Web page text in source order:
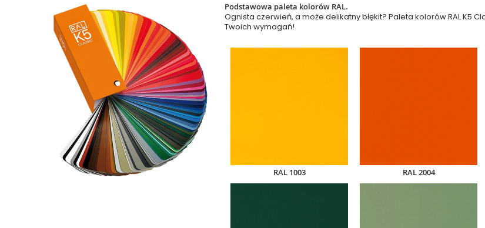
Podstawowa paleta kolorów RAL.
Ognista czerwień, a może delikatny błękit? Paleta kolorów RAL
Twoich wymagań!
RAL 1003 RAL 2004